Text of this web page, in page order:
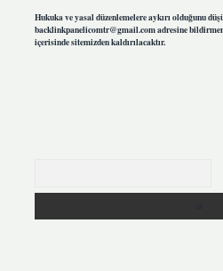
Hukuka ve yasal düzenlemelere aykırı olduğunu
backlinkpanelicomtr@gmail.comadresine
içerisinde sitemizden kaldırılacaktır.